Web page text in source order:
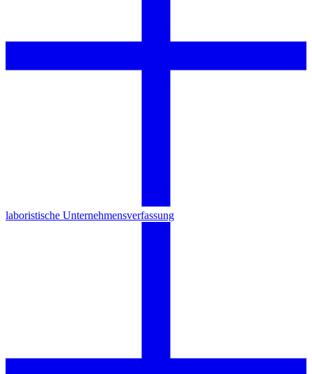
laboristische Unternehmensverfassung